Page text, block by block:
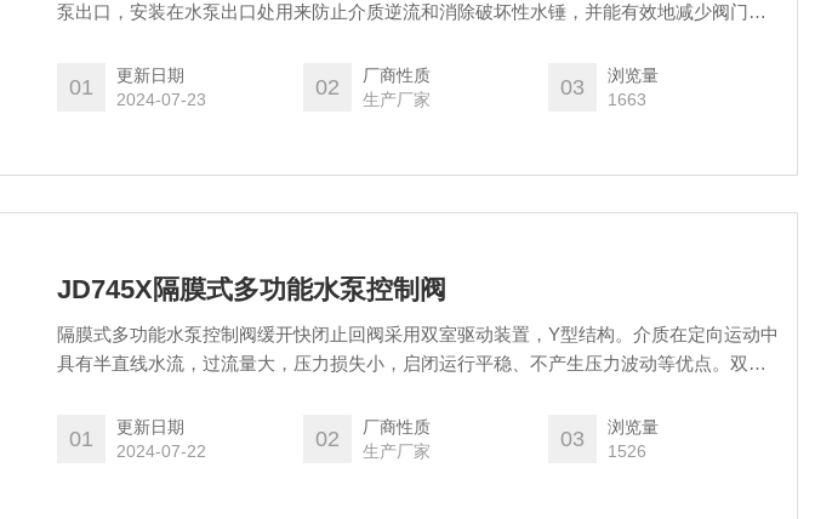
泵出口，安装在水泵出口处用来防止介质逆流和消除破坏性水锤，并能有效地减少阀门关
01
更新日期
2024-07-23
02
厂商性质
生产厂家
03
浏览量
1663
JD745X隔膜式多功能水泵控制阀
隔膜式多功能水泵控制阀缓开快闭止回阀采用双室驱动装置，Y型结构。介质在定向运动中
具有半直线水流，过流量大，压力损失小，启闭运行平稳、不产生压力波动等优点。双室
瓣密封件可拆卸，维修更方便。
01
更新日期
2024-07-22
02
厂商性质
生产厂家
03
浏览量
1526